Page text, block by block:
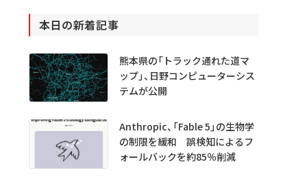
本日の新着記事
熊本県の「トラック通れた道マ
ップ」、日野コンピューターシス
テムが公開
Anthropic、「Fable 5」の生物学
の制限を緩和 誤検知によるフ
ォールバックを約85％削減